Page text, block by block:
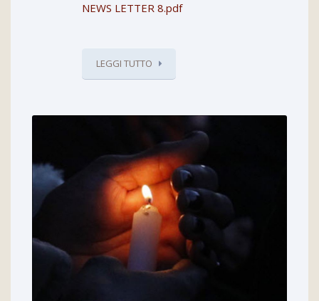
NEWS LETTER 8.pdf
LEGGI TUTTO